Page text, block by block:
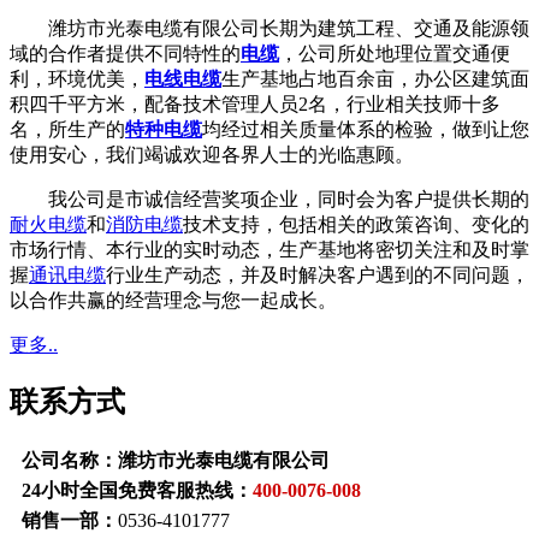
潍坊市光泰电缆有限公司长期为建筑工程、交通及能源领
域的合作者提供不同特性的电缆，公司所处地理位置交通便
利，环境优美， 电线电缆生产基地占地百余亩，办公区建筑面
积四千平方米，配备技术管理人员2名，行业相关技师十多
名，所生产的特种电缆均经过相关质量体系的检验，做到让您
使用安心，我们竭诚欢迎各界人士的光临惠顾。
我公司是市诚信经营奖项企业，同时会为客户提供长期的
耐火电缆和消防电缆技术支持，包括相关的政策咨询、变化的
市场行情、本行业的实时动态，生产基地将密切关注和及时掌
握通讯电缆行业生产动态，并及时解决客户遇到的不同问题，
以合作共赢的经营理念与您一起成长。
更多..
联系方式
公司名称：潍坊市光泰电缆有限公司
24小时全国免费客服热线： 400-0076-008
销售一部： 0536-4101777